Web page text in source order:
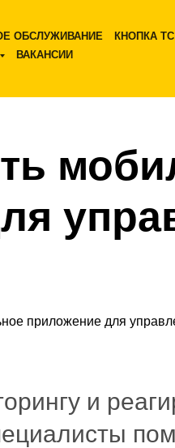
ОБСЛУЖИВАНИЕ
КНОПКА ТС
ВАКАНСИИ
приложение для
и